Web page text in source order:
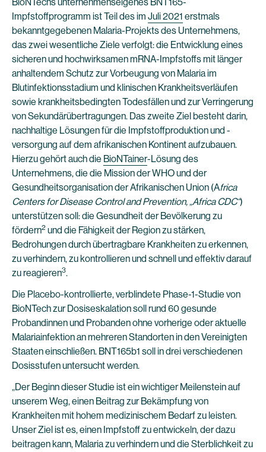
Impfstoffprogramm ist Teil des im Juli 2021 erstmals
bekanntgegebenen Malaria-Projekts des Unternehmens,
das zwei wesentliche Ziele verfolgt: die Entwicklung eines
sicheren und hochwirksamen mRNA-Impfstoffs mit länger
anhaltendem Schutz zur Vorbeugung von Malaria im
Blutinfektionsstadium und klinischen Krankheitsverläufen
sowie krankheitsbedingten Todesfällen und zur Verringerung
von Sekundärübertragungen. Das zweite Ziel besteht darin,
nachhaltige Lösungen für die Impfstoffproduktion und -
versorgung auf dem afrikanischen Kontinent aufzubauen.
Hierzu gehört auch die BioNTainer-Lösung des
Unternehmens, die die Mission der WHO und der
Gesundheitsorganisation der Afrikanischen Union (Africa
Centers for Disease Control and Prevention, „Africa CDC“)
unterstützen soll: die Gesundheit der Bevölkerung zu
fördern2 und die Fähigkeit der Region zu stärken,
Bedrohungen durch übertragbare Krankheiten zu erkennen,
zu verhindern, zu kontrollieren und schnell und effektiv darauf
zu reagieren3.
Die Placebo-kontrollierte, verblindete Phase-1-Studie von
BioNTech zur Dosiseskalation soll rund 60 gesunde
Probandinnen und Probanden ohne vorherige oder aktuelle
Malariainfektion an mehreren Standorten in den Vereinigten
Staaten einschließen. BNT165b1 soll in drei verschiedenen
Dosisstufen untersucht werden.
„Der Beginn dieser Studie ist ein wichtiger Meilenstein auf
unserem Weg, einen Beitrag zur Bekämpfung von
Krankheiten mit hohem medizinischem Bedarf zu leisten.
Unser Ziel ist es, einen Impfstoff zu entwickeln, der dazu
beitragen kann, Malaria zu verhindern und die Sterblichkeit zu